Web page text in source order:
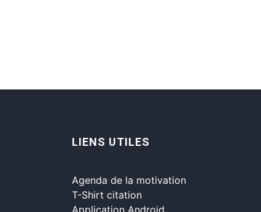
LIENS UTILES
Agenda de la motivation
T-Shirt citation
Application Android